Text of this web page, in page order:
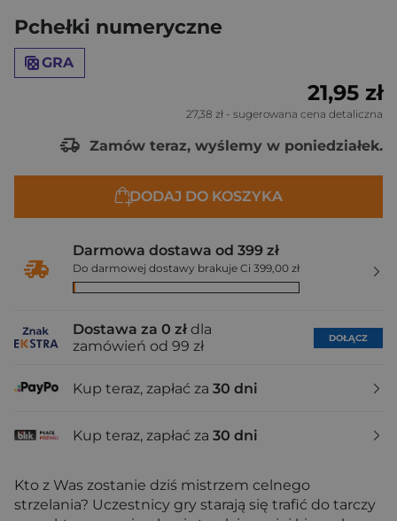
Pchełki numeryczne
GRA
21,95 zł
27,38 zł - sugerowana cena detaliczna
Zamów teraz, wyślemy w poniedziałek.
DODAJ DO KOSZYKA
Darmowa dostawa od 399 zł
Do darmowej dostawy brakuje Ci 399,00 zł
Dostawa za 0 zł dla
zamówień od 99 zł
DOŁĄCZ
Kup teraz, zapłać za 30 dni
Kup teraz, zapłać za 30 dni
Kto z Was zostanie dziś mistrzem celnego
strzelania? Uczestnicy gry starają się trafić do tarczy